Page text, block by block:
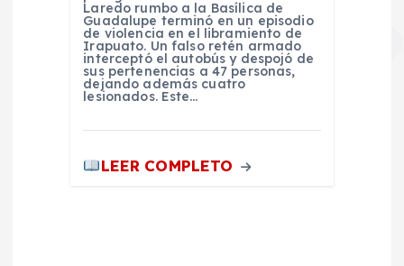
Laredo rumbo a la Basílica de
Guadalupe terminó en un episodio
de violencia en el libramiento de
Irapuato. Un falso retén armado
interceptó el autobús y despojó de
sus pertenencias a 47 personas,
dejando además cuatro
lesionados. Este…
LEER COMPLETO